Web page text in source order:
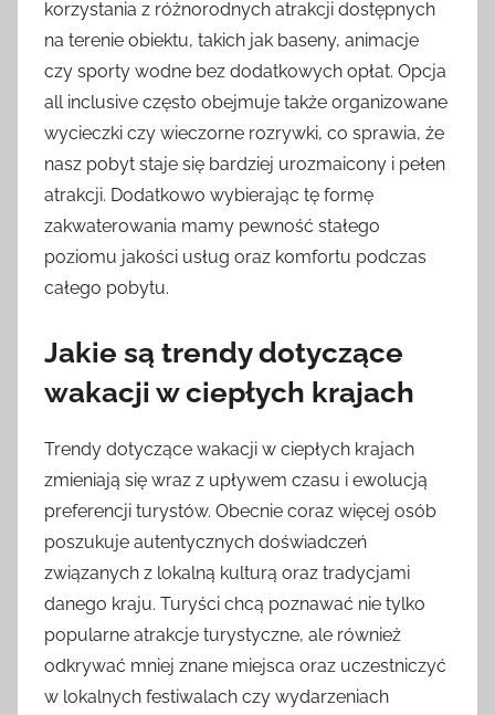
korzystania z różnorodnych atrakcji dostępnych
na terenie obiektu, takich jak baseny, animacje
czy sporty wodne bez dodatkowych opłat. Opcja
all inclusive często obejmuje także organizowane
wycieczki czy wieczorne rozrywki, co sprawia, że
nasz pobyt staje się bardziej urozmaicony i pełen
atrakcji. Dodatkowo wybierając tę formę
zakwaterowania mamy pewność stałego
poziomu jakości usług oraz komfortu podczas
całego pobytu.
Jakie są trendy dotyczące
wakacji w ciepłych krajach
Trendy dotyczące wakacji w ciepłych krajach
zmieniają się wraz z upływem czasu i ewolucją
preferencji turystów. Obecnie coraz więcej osób
poszukuje autentycznych doświadczeń
związanych z lokalną kulturą oraz tradycjami
danego kraju. Turyści chcą poznawać nie tylko
popularne atrakcje turystyczne, ale również
odkrywać mniej znane miejsca oraz uczestniczyć
w lokalnych festiwalach czy wydarzeniach